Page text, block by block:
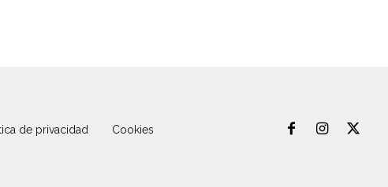
de privacidad Cookies